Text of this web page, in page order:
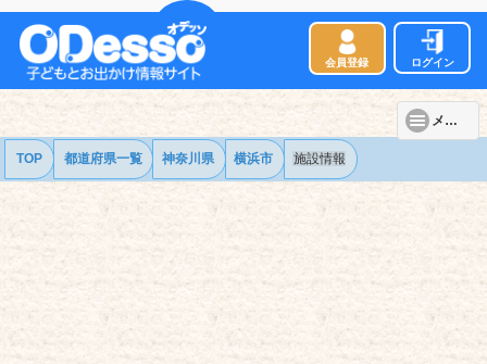
会員登録 ログイン
メニュー
TOP 都道府県一覧 神奈川県 横浜市 施設情報